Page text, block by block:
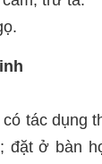
tác dụng
đặt ở bàn